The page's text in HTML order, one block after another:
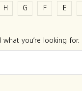
E
F
G
H
you’re looking for.